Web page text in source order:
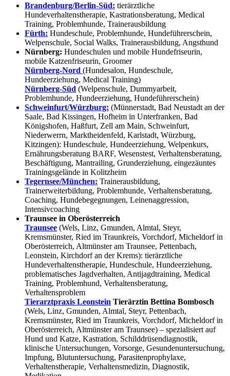
Brandenburg/Berlin-Süd: tierärztliche
Hundeverhaltenstherapie, Kastrationsberatung, Medical
Training, Problemhunde, Trainerausbildung
Fürth: Hundeschule, Problemhunde, Hundeführerschein,
Welpenschule, Social Walks, Trainerausbildung, Angsthund
Nürnberg: Hundeschulen und mobile Hundefriseurin,
mobile Katzenfriseurin, Groomer
Nürnberg-Nord (Hundesalon, Hundeschule,
Hundeerziehung, Medical Training)
Nürnberg-Süd (Welpenschule, Dummyarbeit,
Problemhunde, Hundeerziehung, Hundeführerschein)
Schweinfurt/Würzburg: (Münnerstadt, Bad Neustadt an der
Saale, Bad Kissingen, Hofheim in Unterfranken, Bad
Königshofen, Haßfurt, Zell am Main, Schweinfurt,
Niederwerrn, Marktheidenfeld, Karlstadt, Würzburg,
Kitzingen): Hundeschule, Hundeerziehung, Welpenkurs,
Ernährungsberatung BARF, Wesenstest, Verhaltensberatung,
Beschäftigung, Mantrailing, Grunderziehung, eingezäuntes
Trainingsgelände in Kolitzheim
Tegernsee/München: Trainerausbildung,
Trainerweiterbildung, Problemhunde, Verhaltensberatung,
Coaching, Hundebegegnungen, Leinenaggression,
Intensivcoaching
Traunsee in Oberösterreich
Traunsee (Wels, Linz, Gmunden, Almtal, Steyr,
Kremsmünster, Ried im Traunkreis, Vorchdorf, Micheldorf in
Oberösterreich, Altmünster am Traunsee, Pettenbach,
Leonstein, Kirchdorf an der Krems): tierärztliche
Hundeverhaltenstherapie, Hundeschule, Hundeerziehung,
problematisches Jagdverhalten, Antijagdtraining, Medical
Training, Problemhund, Verhaltensberatung,
Verhaltensproblem
Tierarztpraxis Leonstein Tierärztin Bettina Bombosch
(Wels, Linz, Gmunden, Almtal, Steyr, Pettenbach,
Kremsmünster, Ried im Traunkreis, Vorchdorf, Micheldorf in
Oberösterreich, Altmünster am Traunsee) – spezialisiert auf
Hund und Katze, Kastration, Schilddrüsendiagnostik,
klinische Untersuchungen, Vorsorge, Gesundenuntersuchung,
Impfung, Blutuntersuchung, Parasitenprophylaxe,
Verhaltenstherapie, Verhaltensmedizin, Diagnostik,